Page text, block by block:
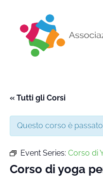
« Tutti gli Corsi
Questo corso è
Event Series: Corso di
Corso di yoga